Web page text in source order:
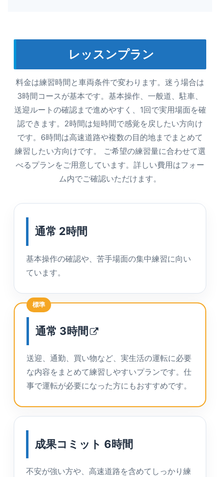
レッスンプラン
料金は練習時間と車両条件で変わります。迷う場合は
3時間コースが基本です。基本操作、一般道、駐車、
送迎ルートの確認まで進めやすく、1回で実用場面を確
認できます。2時間は短時間で感覚を戻したい方向け
です。6時間は高速道路や複数の目的地までまとめて
練習したい方向けです。 ご希望の練習量に合わせて選
べるプランをご用意しています。詳しい費用はフォー
ム内でご確認いただけます。
通常 2時間
基本操作の確認や、苦手場面の集中練習に向い
ています。
標準
通常 3時間
送迎、通勤、買い物など、実生活の運転に必要
な内容をまとめて練習しやすいプランです。仕
事で運転が必要になった方にもおすすめです。
成果コミット 6時間
不安が強い方や、高速道路を含めてしっかり練